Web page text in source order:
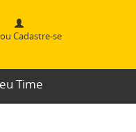
Cadastre-se
Time